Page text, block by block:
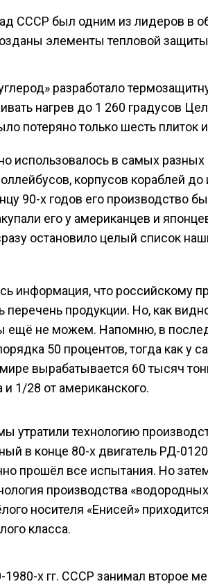
СССР был одним из лидеров в
элементы тепловой защиты
разработало
нагрев до 1 260 градусов
потеряно только шесть
использовалось в самых
корпусов кораблей
90-х годов его производство
его у американцев и
остановило целый список
информация, что российскому
перечень продукции. Но, как
ещё не можем. Напомню, в
50 процентов, тогда как у
вырабатывается 60 тысяч
1/28 от американского.
утратили технологию
в конце 80-х двигатель РД-
прошёл все испытания. Но
производства
носителя «Енисей»
класса.
х гг. СССР занимал второе